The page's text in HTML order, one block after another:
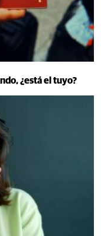
¿está el tuyo?